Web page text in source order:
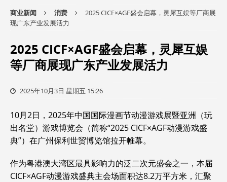
商业新闻 消费
2025 CICF×AGF盛会启幕，灵犀互娱等厂商展
现广东产业发展活力
2025 CICF×AGF盛会启幕，灵犀互娱
等厂商展现广东产业发展活力
2025年10月3日 星期五 15:26
10月2日，2025年中国国际漫画节动漫游戏展暨亚洲（玩
出名堂）游戏博览会（简称“2025 CICF×AGF动漫游戏盛
典”）在广州保利世贸博览馆拉开帷幕。
作为粤港澳大湾区最具影响力的泛二次元盛会之一，本届
CICF×AGF动漫游戏盛典主会场面积达8.2万平方米，汇聚